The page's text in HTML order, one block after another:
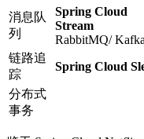
消息队
列
Spring Cloud
Stream
RabbitMQ/ Kafka
链路追
踪
Spring Cloud
分布式
事务